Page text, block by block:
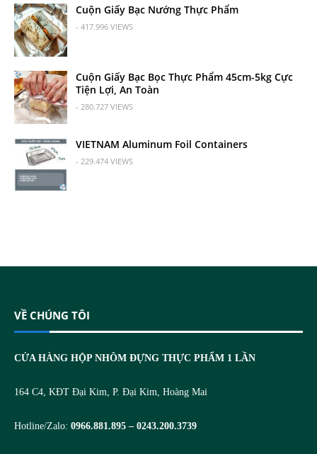
Cuộn Giấy Bạc Nướng Thực Phẩm
- 417.996 VIEWS
Cuộn Giấy Bạc Bọc Thực Phẩm 45cm-5kg Cực
Tiện Lợi, An Toàn
- 280.727 VIEWS
VIETNAM Aluminum Foil Containers
- 229.474 VIEWS
VỀ CHÚNG TÔI
CỬA HÀNG HỘP NHÔM ĐỰNG THỰC PHẨM 1 LẦN
164 C4, KĐT Đại Kim, P. Đại Kim, Hoàng Mai
Hotline/Zalo: 0966.881.895 – 0243.200.3739